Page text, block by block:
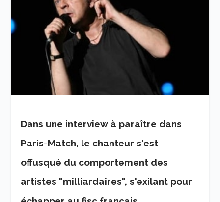
Dans une interview à paraître dans
Paris-Match, le chanteur s'est
offusqué du comportement des
artistes "milliardaires", s'exilant pour